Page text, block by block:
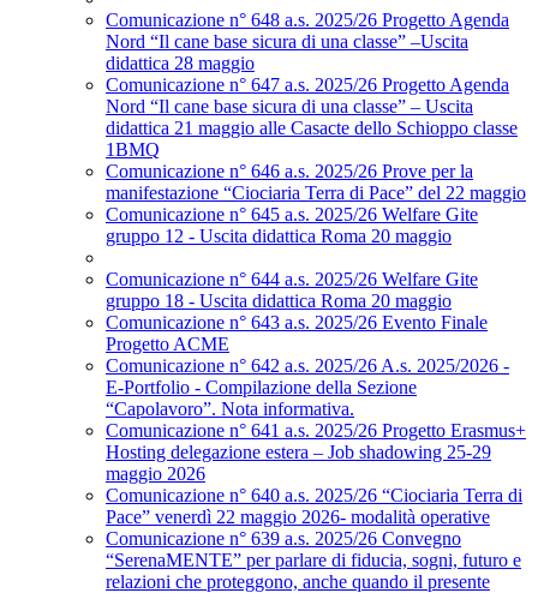
Comunicazione n° 648 a.s. 2025/26 Progetto Agenda
Nord “Il cane base sicura di una classe” –Uscita
didattica 28 maggio
Comunicazione n° 647 a.s. 2025/26 Progetto Agenda
Nord “Il cane base sicura di una classe” – Uscita
didattica 21 maggio alle Casacte dello Schioppo classe
1BMQ
Comunicazione n° 646 a.s. 2025/26 Prove per la
manifestazione “Ciociaria Terra di Pace” del 22 maggio
Comunicazione n° 645 a.s. 2025/26 Welfare Gite
gruppo 12 - Uscita didattica Roma 20 maggio
Comunicazione n° 644 a.s. 2025/26 Welfare Gite
gruppo 18 - Uscita didattica Roma 20 maggio
Comunicazione n° 643 a.s. 2025/26 Evento Finale
Progetto ACME
Comunicazione n° 642 a.s. 2025/26 A.s. 2025/2026 -
E-Portfolio - Compilazione della Sezione
“Capolavoro”. Nota informativa.
Comunicazione n° 641 a.s. 2025/26 Progetto Erasmus+
Hosting delegazione estera – Job shadowing 25-29
maggio 2026
Comunicazione n° 640 a.s. 2025/26 “Ciociaria Terra di
Pace” venerdì 22 maggio 2026- modalità operative
Comunicazione n° 639 a.s. 2025/26 Convegno
“SerenaMENTE” per parlare di fiducia, sogni, futuro e
relazioni che proteggono, anche quando il presente